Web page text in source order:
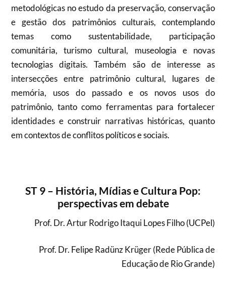
metodológicas no estudo da preservação, conservação
e gestão dos patrimônios culturais, contemplando
temas como sustentabilidade, participação
comunitária, turismo cultural, museologia e novas
tecnologias digitais. Também são de interesse as
intersecções entre patrimônio cultural, lugares de
memória, usos do passado e os novos usos do
patrimônio, tanto como ferramentas para fortalecer
identidades e construir narrativas históricas, quanto
em contextos de conflitos políticos e sociais.
ST 9 – História, Mídias e Cultura Pop:
perspectivas em debate
Prof. Dr. Artur Rodrigo Itaqui Lopes Filho (UCPel)
Prof. Dr. Felipe Radünz Krüger (Rede Pública de
Educação de Rio Grande)